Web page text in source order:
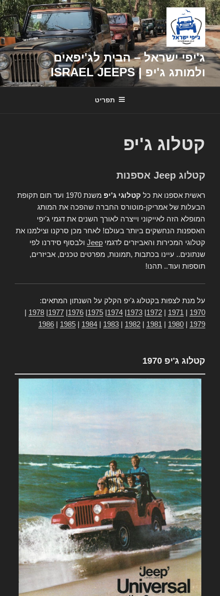
דילוג
לתוכן
ג'יפי ישראל – הבית לג'יפאים
ולמותג ג'יפ | ISRAEL JEEPS
תפריט
קטלוג ג'יפ
קטלוג Jeep אספנות
ראשית אספנו את כל קטלוגי ג'יפ
משנת 1970 ועד תום תקופת
הבעלות של אמריקן-מוטורס החברה שהפכה את המותג
המופלא הזה לאייקוני וייצרה לאורך השנים את דגמי ג'יפי
האספנות הנחשקים ביותר בעולם! לאחר מכן סרקנו וצילמנו את
קטלוגי המכירות והאביזרים לדגמי Jeep ולבסוף סידרנו לפי
שנתונים.. עיינו בכתבות ,תמונות, מפרטים טכנים, אביזרים,
תוספות ועוד.. תהנו!
על מנת לצפות בקטלוג ג'יפ הקלק על השנתון המתאים:
1970
1971
1972
1973
1974
1975
1976
1977
1978
1979
1980
1981
1982
1983
1984
1985
1986
קטלוג ג'יפ 1970